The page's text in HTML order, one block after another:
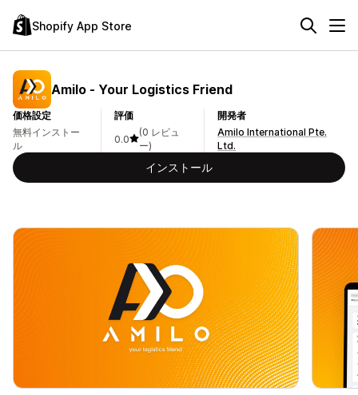
Shopify App Store
Amilo ‑ Your Logistics Friend
価格設定
無料インストー
ル
評価
0.0
(0 レビュ
ー)
開発者
Amilo International Pte.
Ltd.
インストール